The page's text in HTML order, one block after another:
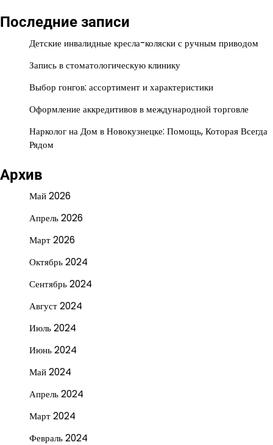
Последние записи
Детские инвалидные кресла-коляски с ручным приводом
Запись в стоматологическую клинику
Выбор гонгов: ассортимент и характеристики
Оформление аккредитивов в международной торговле
Нарколог на Дом в Новокузнецке: Помощь, Которая Всегда
Рядом
Архив
Май 2026
Апрель 2026
Март 2026
Октябрь 2024
Сентябрь 2024
Август 2024
Июль 2024
Июнь 2024
Май 2024
Апрель 2024
Март 2024
Февраль 2024